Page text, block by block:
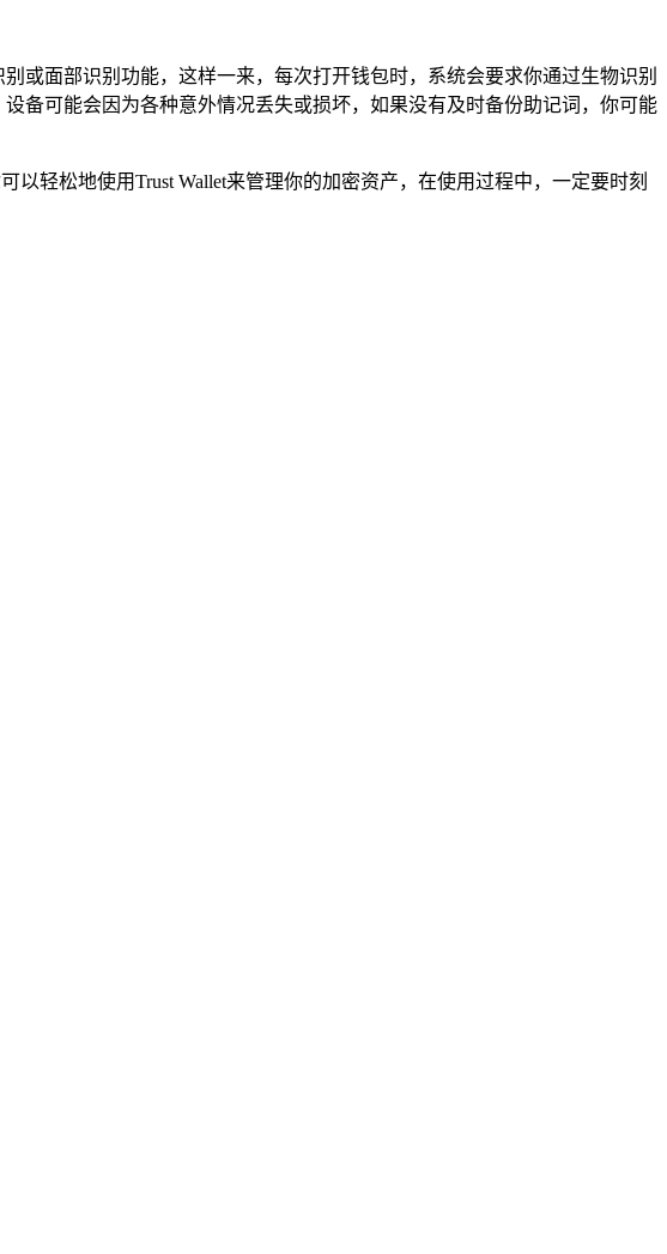
或面部识别功能，这样一来，每次打开钱包时，系统会要求你通过生物识别
备可能会因为各种意外情况丢失或损坏，如果没有及时备份助记词，你可能
轻松地使用Trust Wallet来管理你的加密资产，在使用过程中，一定要时刻